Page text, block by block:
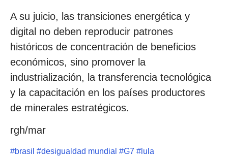
A su juicio, las transiciones energética y
digital no deben reproducir patrones
históricos de concentración de beneficios
económicos, sino promover la
industrialización, la transferencia tecnológica
y la capacitación en los países productores
de minerales estratégicos.
rgh/mar
#brasil #desigualdad mundial #G7 # lula